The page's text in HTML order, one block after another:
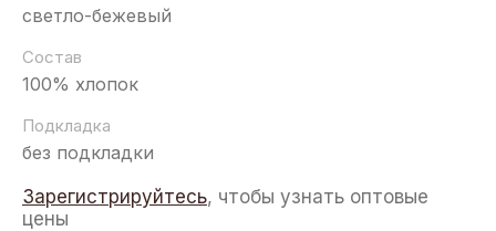
светло-бежевый
Состав
100% хлопок
Подкладка
без подкладки
Зарегистрируйтесь, чтобы узнать оптовые
цены